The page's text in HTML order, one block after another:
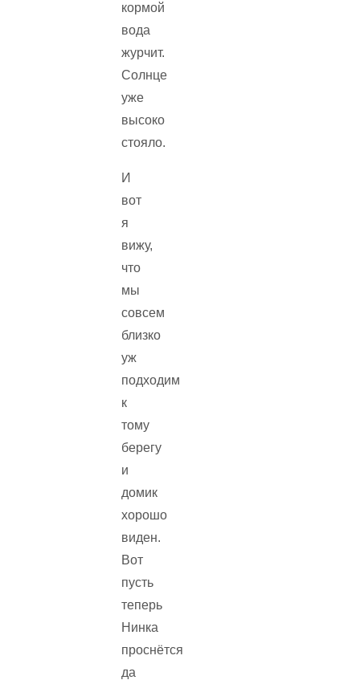
кормой
вода
журчит.
Солнце
уже
высоко
стояло.
И
вот
я
вижу,
что
мы
совсем
близко
уж
подходим
к
тому
берегу
и
домик
хорошо
виден.
Вот
пусть
теперь
Нинка
проснётся
да